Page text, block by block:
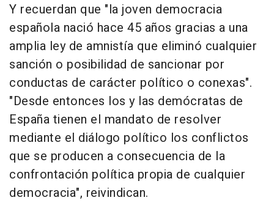
Y recuerdan que "la joven democracia
española nació hace 45 años gracias a una
amplia ley de amnistía que eliminó cualquier
sanción o posibilidad de sancionar por
conductas de carácter político o conexas".
"Desde entonces los y las demócratas de
España tienen el mandato de resolver
mediante el diálogo político los conflictos
que se producen a consecuencia de la
confrontación política propia de cualquier
democracia", reivindican.